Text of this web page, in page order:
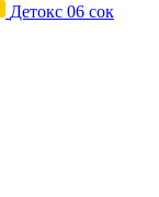
Детокс 06 сок